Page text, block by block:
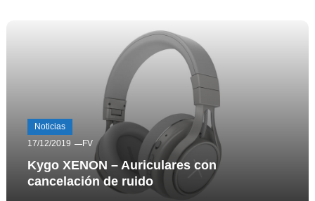
Noticias
17/12/2019
FV
Kygo XENON – Auriculares con
cancelación de ruido